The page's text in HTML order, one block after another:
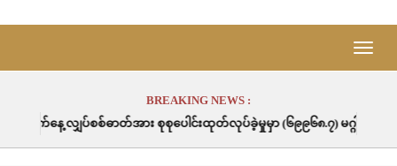
Toggle
BREAKING NEWS :
ဓာတ်အား စုစုပေါင်းထုတ်လုပ်ခဲ့မှုမှာ (၆၉၉၆၈.၇) မဂ္ဂါဝပ်နာရီဖြစ်ပါသည်။